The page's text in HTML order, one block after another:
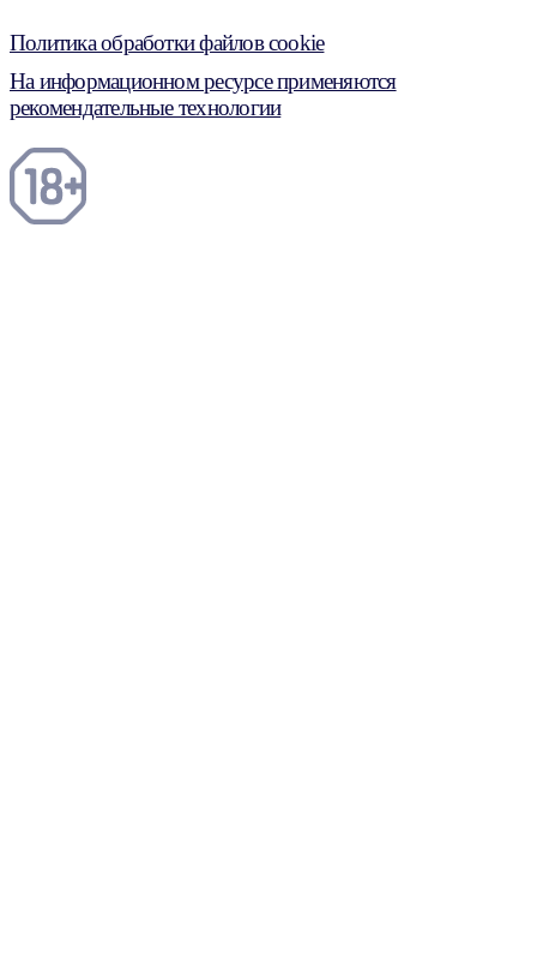
Политика обработки файлов cookie
На информационном ресурсе применяются
рекомендательные технологии